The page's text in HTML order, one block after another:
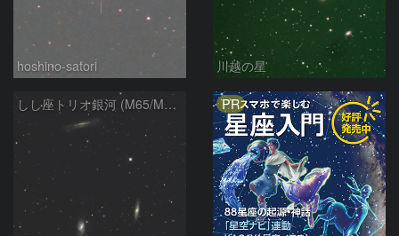
hoshino-satori 川越の星
しし座トリオ銀河 (M65/M66/NGC3628) 2026/05/11 PR